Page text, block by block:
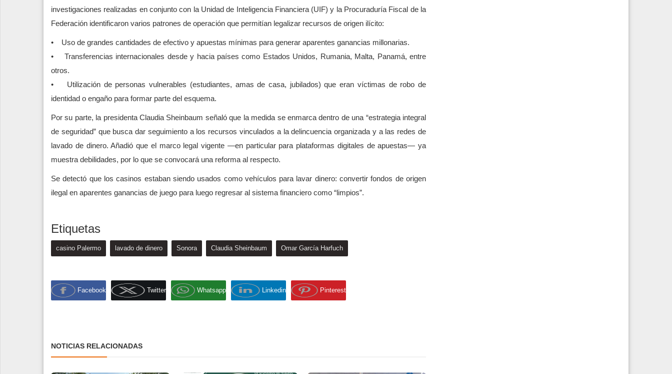
investigaciones realizadas en conjunto con la Unidad de Inteligencia Financiera (UIF) y la Procuraduría Fiscal de la
Federación identificaron varios patrones de operación que permitían legalizar recursos de origen ilícito:
• Uso de grandes cantidades de efectivo y apuestas mínimas para generar aparentes ganancias millonarias.
• Transferencias internacionales desde y hacia países como Estados Unidos, Rumania, Malta, Panamá, entre
otros.
• Utilización de personas vulnerables (estudiantes, amas de casa, jubilados) que eran víctimas de robo de
identidad o engaño para formar parte del esquema.
Por su parte, la presidenta Claudia Sheinbaum señaló que la medida se enmarca dentro de una “estrategia integral
de seguridad” que busca dar seguimiento a los recursos vinculados a la delincuencia organizada y a las redes de
lavado de dinero. Añadió que el marco legal vigente —en particular para plataformas digitales de apuestas— ya
muestra debilidades, por lo que se convocará una reforma al respecto.
Se detectó que los casinos estaban siendo usados como vehículos para lavar dinero: convertir fondos de origen
ilegal en aparentes ganancias de juego para luego regresar al sistema financiero como “limpios”.
Etiquetas
casino Palermo lavado de dinero Sonora Claudia Sheinbaum Omar García Harfuch
Facebook Twitter Whatsapp Linkedin Pinterest
NOTICIAS RELACIONADAS